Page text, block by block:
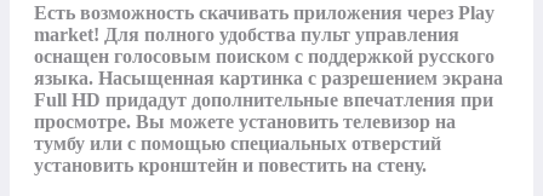
Есть возможность скачивать приложения через Play
market! Для полного удобства пульт управления
оснащен голосовым поиском с поддержкой русского
языка. Насыщенная картинка с разрешением экрана
Full HD придадут дополнительные впечатления при
просмотре. Вы можете установить телевизор на
тумбу или с помощью специальных отверстий
установить кронштейн и повестить на стену.